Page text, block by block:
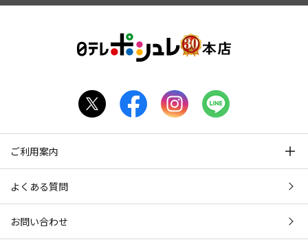
ご利用案内
よくある質問
お問い合わせ